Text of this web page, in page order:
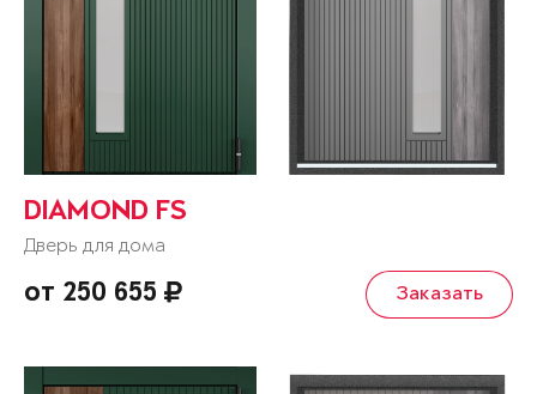
DIAMOND FS
Дверь для дома
от 250 655 Заказать